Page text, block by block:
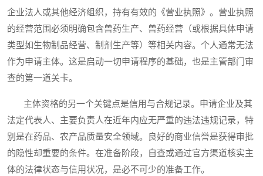
企业法人或其他经济组织，持有有效的《营业执照》。营业执照
的经营范围必须明确包含兽药生产、兽药经营（或根据具体申请
类型如生物制品经营、制剂生产等）等相关内容。个人通常无法
作为申请主体。这是启动一切申请程序的基础，也是主管部门审
查的第一道关卡。
主体资格的另一个关键点是信用与合规记录。申请企业及其
法定代表人、主要负责人在近年内应无严重的违法违规记录，特
别是在药品、农产品质量安全领域。良好的商业信誉是获得审批
的隐性却重要的条件。在准备阶段，自查或通过官方渠道核实主
体的法律状态与信用状况，是必不可少的准备工作。